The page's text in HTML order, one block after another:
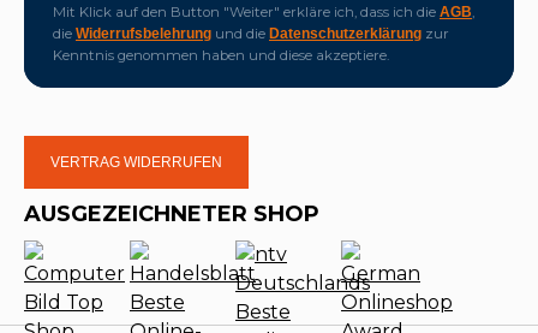
Mit Klick auf den Button "Weiter" erkläre ich, dass ich die AGB
die Widerrufsbelehrung und die Datenschutzerklärung zur
Kenntnis genommen haben und diese akzeptiere.
VERTRAG WIDERRUFEN
AUSGEZEICHNETER SHOP